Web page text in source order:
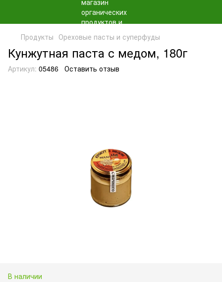
Продукты Ореховые пасты и суперфуды
Кунжутная паста с медом, 180г
Артикул: 05486 Оставить отзыв
В наличии